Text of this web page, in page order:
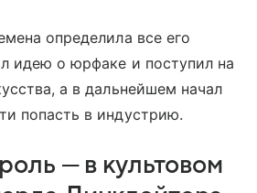
определила все его
идею о юрфаке и поступил на
а в дальнейшем начал
попасть в индустрию.
— в культовом